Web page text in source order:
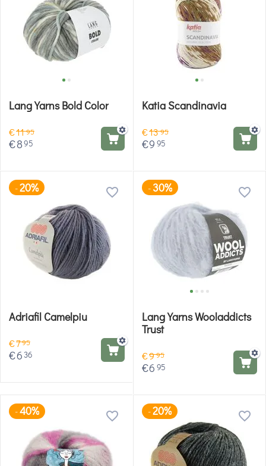
Lang Yarns Bold Color
€1195
€895
Katia Scandinavia
€1395
€9 95
-20%
Adriafil Camelpiu
€795
€6 36
- 30%
Lang Yarns Wooladdicts
Trust
€995
€6 95
-40% -20%